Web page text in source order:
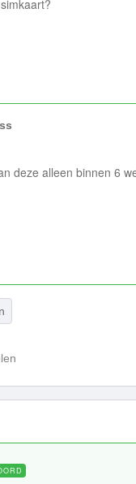
deze alleen binnen 6